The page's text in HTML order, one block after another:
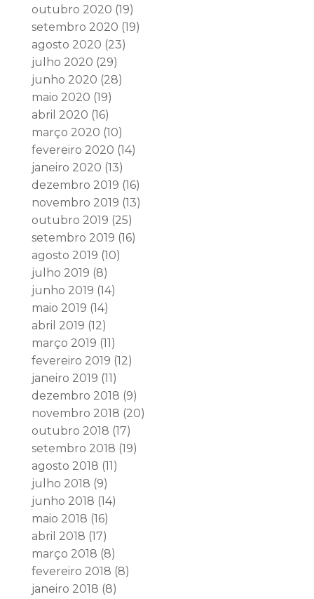
outubro 2020 (19)
setembro 2020 (19)
agosto 2020 (23)
julho 2020 (29)
junho 2020 (28)
maio 2020 (19)
abril 2020 (16)
março 2020 (10)
fevereiro 2020 (14)
janeiro 2020 (13)
dezembro 2019 (16)
novembro 2019 (13)
outubro 2019 (25)
setembro 2019 (16)
agosto 2019 (10)
julho 2019 (8)
junho 2019 (14)
maio 2019 (14)
abril 2019 (12)
março 2019 (11)
fevereiro 2019 (12)
janeiro 2019 (11)
dezembro 2018 (9)
novembro 2018 (20)
outubro 2018 (17)
setembro 2018 (19)
agosto 2018 (11)
julho 2018 (9)
junho 2018 (14)
maio 2018 (16)
abril 2018 (17)
março 2018 (8)
fevereiro 2018 (8)
janeiro 2018 (8)